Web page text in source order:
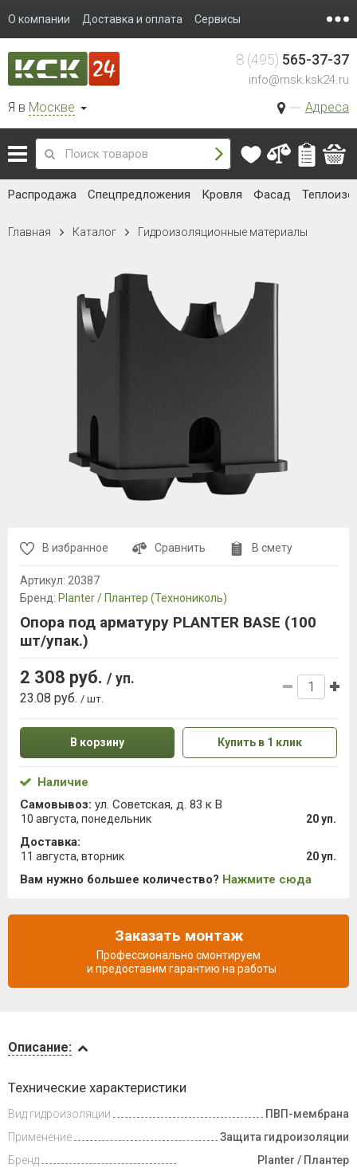
О компании Доставка и оплата Сервисы
Я в Москве Адреса
8 (495) 565-37-37
info@msk.ksk24.ru
Распродажа Спецпредложения Кровля Фасад
Главная Каталог Гидроизоляционные материалы
и оплата
Описание:
Технические характеристики
Вид гидроизоляции
ПВП-мембрана
Применение
Защита гидроизоляции
Бренд
Planter / Плантер
В избранное Сравнить В смету
Артикул: 20387
Бренд: Planter / Плантер (Технониколь)
Опора под арматуру PLANTER BASE (100
шт/упак.)
2 308 руб. / уп.
23.08 руб. / шт.
В корзину Купить в 1 клик
Наличие
Самовывоз: ул. Советская, д. 83 к В
10 августа, понедельник 20 уп.
Доставка:
11 августа, вторник 20 уп.
Вам нужно большее количество? Нажмите сюда
Заказать монтаж
Профессионально смонтируем
и предоставим гарантию на работы